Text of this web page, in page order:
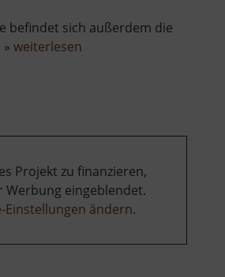
befindet sich außerdem die
weiterlesen
Projekt zu finanzieren,
Werbung eingeblendet.
Einstellungen ändern.